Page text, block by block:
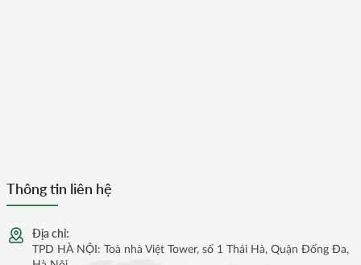
Thông tin liên hệ
Địa chỉ:
TPD HÀ NỘI: Toà nhà Việt Tower, số 1 Thái Hà, Quận Đống Đa,